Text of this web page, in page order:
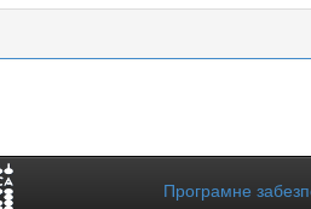
Програмне